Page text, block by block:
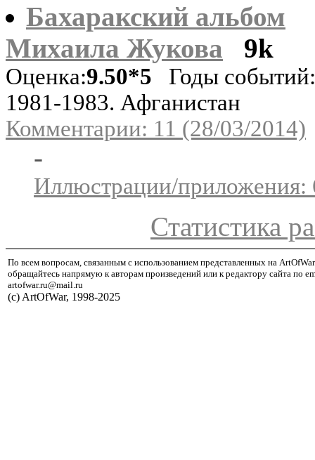
Бахаракский альбом
Михаила Жукова
9k
Оценка:9.50*5 Годы событий:
1981-1983. Афганистан
Комментарии: 11 (28/03/2014)
-
Иллюстрации/приложения:
Статистика
По всем вопросам, связанным с использованием представленных на
обращайтесь напрямую к авторам произведений или к редактору сайта по
artofwar.ru@mail.ru
(с) ArtOfWar, 1998-2025